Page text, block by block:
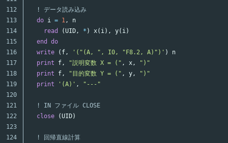
112
113
114
115
116
117
118
119
120
121
122
123
124
! データ読み込み
do i = 1,
n
read
(UID, * ) x( i), y( i)
end
do
write
( f, '("(A, ", I0, "F8.2, A)")' )
n
print
f, "説明変数 X = (" , x,
")"
print
f, "目的変数 Y = (" , y,
")"
print
'(A)' , "---"
! IN ファイル CLOSE
close
(UID)
! 回帰直線計算